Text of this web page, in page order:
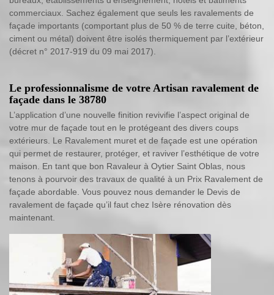
commerciaux. Sachez également que seuls les ravalements de
façade importants (comportant plus de 50 % de terre cuite, béton,
ciment ou métal) doivent être isolés thermiquement par l’extérieur
(décret n° 2017-919 du 09 mai 2017).
Le professionnalisme de votre Artisan ravalement de
façade dans le 38780
L’application d’une nouvelle finition revivifie l’aspect original de
votre mur de façade tout en le protégeant des divers coups
extérieurs. Le Ravalement muret et de façade est une opération
qui permet de restaurer, protéger, et raviver l’esthétique de votre
maison. En tant que bon Ravaleur à Oytier Saint Oblas, nous
tenons à pourvoir des travaux de qualité à un Prix Ravalement de
façade abordable. Vous pouvez nous demander le Devis de
ravalement de façade qu’il faut chez Isère rénovation dès
maintenant.